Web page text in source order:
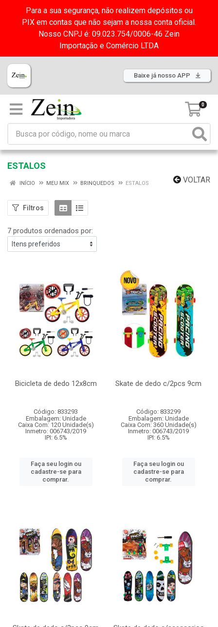
Para a sua segurança, não realizem depósitos ou
PIX em contas que não sejam a nossa conta oficial.
Nosso CNPJ é: 09.023.754/0006-46 Zein
Importação e Comércio LTDA
Baixe já nosso APP
0
ESTALOS
VOLTAR
INÍCIO MEU MIX BRINQUEDOS ESTALOS
Filtros
7 produtos ordenados por:
Bicicleta de dedo 12x8cm
Código: 833293
Embalagem: Unidade
Caixa Com: 120 Unidade(s)
Inmetro: 006743/2019
IPI: 6.5%
Faça seu login ou
cadastre-se para
comprar.
Skate de dedo c/2pcs 9cm
Código: 833299
Embalagem: Unidade
Caixa Com: 360 Unidade(s)
Inmetro: 006743/2019
IPI: 6.5%
Faça seu login ou
cadastre-se para
comprar.